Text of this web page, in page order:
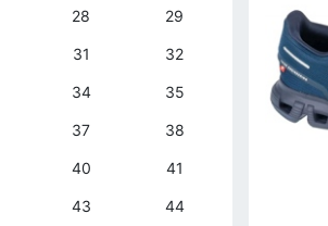
28 29
31 32
34 35
37 38
40 41
43 44